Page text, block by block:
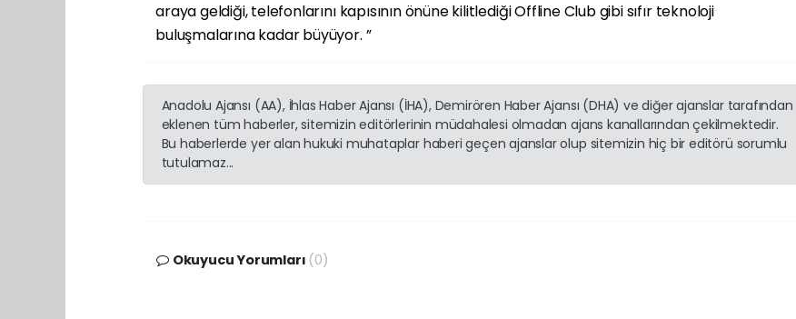
araya geldiği, telefonlarını kapısının önüne kilitlediği Offline Club gibi sıfır teknoloji
buluşmalarına kadar büyüyor. ”
Anadolu Ajansı (AA), İhlas Haber Ajansı (İHA), Demirören Haber Ajansı (DHA) ve diğer ajanslar tarafından
eklenen tüm haberler, sitemizin editörlerinin müdahalesi olmadan ajans kanallarından çekilmektedir.
Bu haberlerde yer alan hukuki muhataplar haberi geçen ajanslar olup sitemizin hiç bir editörü sorumlu
tutulamaz...
Okuyucu Yorumları (0)